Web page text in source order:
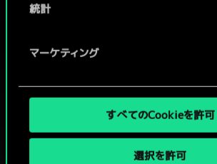
統計
マーケティング
すべてのCookieを許可
選択を許可